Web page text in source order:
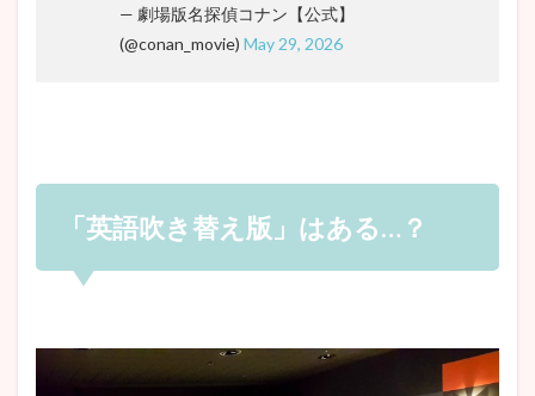
— 劇場版名探偵コナン【公式】
(@conan_movie) May 29, 2026
「英語吹き替え版」はある…？